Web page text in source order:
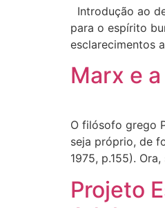
Introdução ao
para o espírito
esclarecimentos
Marx e
O filósofo grego
seja próprio, de
1975, p.155).
Projeto